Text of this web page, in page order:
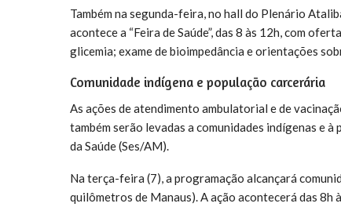
Também na segunda-feira, no hall do Plenário
acontece a “Feira de Saúde”, das 8 às 12h, com
glicemia; exame de bioimpedância e orientações
Comunidade indígena e população carcerária
As ações de atendimento ambulatorial e de
também serão levadas a comunidades indígenas e
da Saúde (Ses/AM).
Na terça-feira (7), a programação alcançará
quilômetros de Manaus). A ação acontecerá das 8h